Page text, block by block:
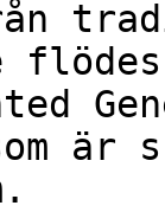
är